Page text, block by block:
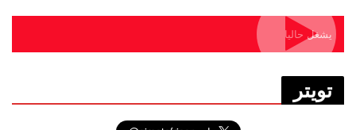
يشغل حاليا
تويتر